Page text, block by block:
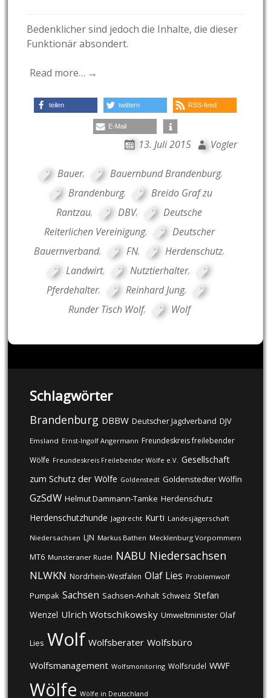
Bedenklicher sind jedoch die Inhalte, die dieser
Funktionär absondert.
Read more… →
teilen twittern RSS-feed
E-Mail
13. Juli 2015 Vogler
Bauer, Bauernbund Brandenburg,
Brandenburg,
Breido Graf zu
Rantzau, DBV,
Deutsche
Reiterlichen Vereinigung,
Deutscher
Bauernverband, FN, Herdenschutz,
Landwirt, Nutztierhalter,
Pferdehalter, Reinhard Jung,
Runder Tisch Wolf, Wolf
Schlagwörter
Brandenburg DBBW Deutscher Jagdverband DJV
Emsland Ernst-Ingolf Angermann Freundeskreis freilebender
Wölfe Freundeskreis Freilebender Wölfe e.V. Gesellschaft
zum Schutz der Wölfe Goldenstedt Goldenstedter Wölfin
GzSdW Helmut Dammann-Tamke Herdenschutz
Herdenschutzhunde Jagdrecht Kurti Landesjägerschaft
Niedersachsen LJN Markus Bathen Mecklenburg Vorpommern
MT6 Munsteraner Rudel NABU Niedersachsen
NLWKN Nordrhein-Westfalen Olaf Lies Problemwolf
Pumpak Sachsen Sachsen-Anhalt Schweiz Stefan
Wenzel Ulrich Wotschikowsky Umweltminister Olaf
Lies Wolf Wolfsberater Wolfsbüro
Wolfsmanagement Wolfsmonitoring Wolfsrudel WWF
Wölfe Wölfe in Deutschland